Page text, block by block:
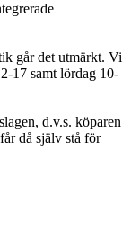
går det utmärkt. Vi
17 samt lördag 10-
d.v.s. köparen
då själv stå för